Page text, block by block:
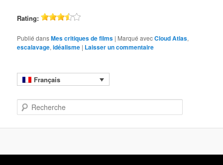
Rating:
Publié dansMes critiques de films | Marqué avecCloud Atlas,
escalavage,idéalisme | Laisser un commentaire
Français
e